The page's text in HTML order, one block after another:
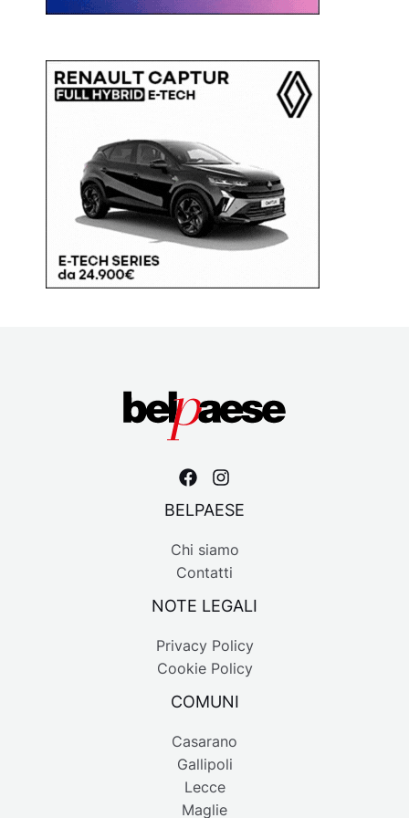
BELPAESE
Chi siamo
Contatti
NOTE LEGALI
Privacy Policy
Cookie Policy
COMUNI
Casarano
Gallipoli
Lecce
Maglie